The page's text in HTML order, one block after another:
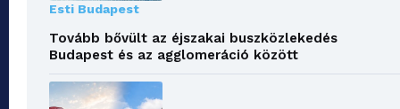
Esti Budapest
Tovább bővült az éjszakai buszközlekedés
Budapest és az agglomeráció között